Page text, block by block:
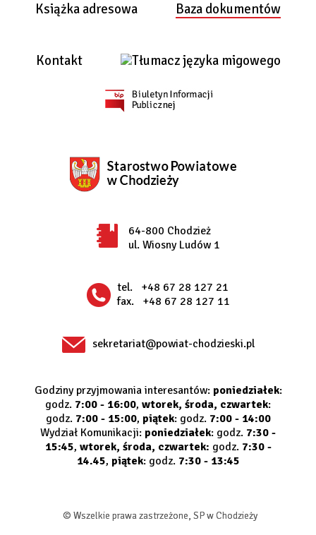
Książka adresowa Baza dokumentów
Kontakt
64-800 Chodzież
ul. Wiosny Ludów 1
tel.
+48 67 28 127 21
fax.
+48 67 28 127 11
sekretariat@powiat-chodzieski.pl
Godziny przyjmowania interesantów: poniedziałek:
godz. 7:00 - 16:00, wtorek, środa, czwartek:
godz. 7:00 - 15:00, piątek: godz. 7:00 - 14:00
Wydział Komunikacji: poniedziałek: godz. 7:30 -
15:45, wtorek, środa, czwartek: godz. 7:30 -
14.45, piątek: godz. 7:30 - 13:45
© Wszelkie prawa zastrzeżone, SP w Chodzieży